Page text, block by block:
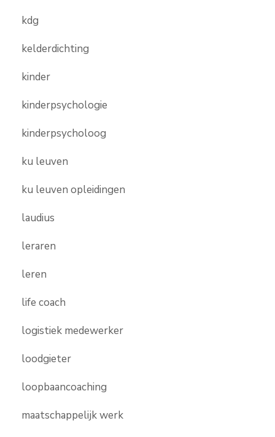
kdg
kelderdichting
kinder
kinderpsychologie
kinderpsycholoog
ku leuven
ku leuven opleidingen
laudius
leraren
leren
life coach
logistiek medewerker
loodgieter
loopbaancoaching
maatschappelijk werk